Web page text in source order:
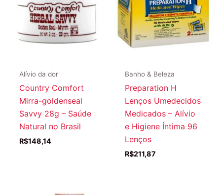
Alívio da dor
Country Comfort
Mirra-goldenseal
Savvy 28g – Saúde
Natural no Brasil
R$148,14
Banho & Beleza
Preparation H
Lenços Umedecidos
Medicados – Alívio
e Higiene Íntima 96
Lenços
R$211,87